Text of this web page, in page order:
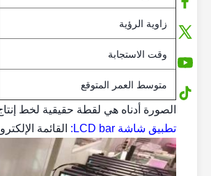
زاوية الرؤية
وقت الاستجابة
متوسط ​​العمر المتوقع
الصورة أدناه هي لقطة حقيقية لخط
تطبيق شاشة LCD bar:
القائمة